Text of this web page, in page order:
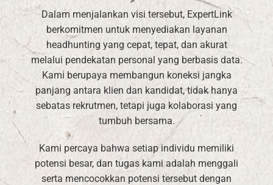
Dalam menjalankan visi tersebut, ExpertLink
berkomitmen untuk menyediakan layanan
headhunting yang cepat, tepat, dan akurat
melalui pendekatan personal yang berbasis data.
Kami berupaya membangun koneksi jangka
panjang antara klien dan kandidat, tidak hanya
sebatas rekrutmen, tetapi juga kolaborasi yang
tumbuh bersama.
Kami percaya bahwa setiap individu memiliki
potensi besar, dan tugas kami adalah menggali
serta mencocokkan potensi tersebut dengan